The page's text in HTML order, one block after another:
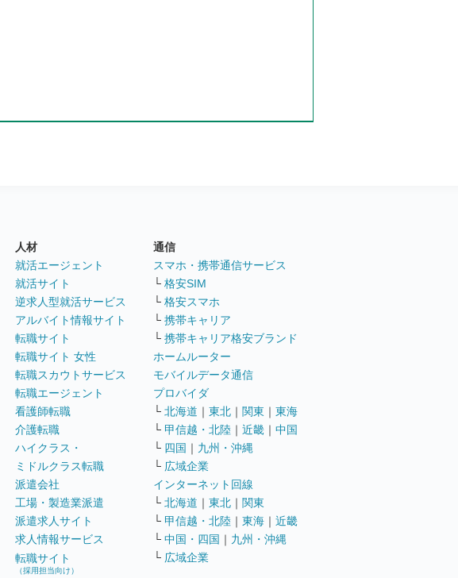
人材
就活エージェント
就活サイト
逆求人型就活サービス
アルバイト情報サイト
転職サイト
転職サイト 女性
転職スカウトサービス
転職エージェント
看護師転職
介護転職
ハイクラス・
ミドルクラス転職
派遣会社
工場・製造業派遣
派遣求人サイト
求人情報サービス
転職サイト
（採用担当向け）
通信
スマホ・携帯通信サービス
└ 格安SIM
└ 格安スマホ
└ 携帯キャリア
└ 携帯キャリア格安ブランド
ホームルーター
モバイルデータ通信
プロバイダ
└ 北海道 ｜ 東北 ｜ 関東 ｜ 東海
└ 甲信越・北陸 ｜ 近畿 ｜ 中国
└ 四国 ｜ 九州・沖縄
└ 広域企業
インターネット回線
└ 北海道 ｜ 東北 ｜ 関東
└ 甲信越・北陸 ｜ 東海 ｜ 近畿
└ 中国・四国 ｜ 九州・沖縄
└ 広域企業